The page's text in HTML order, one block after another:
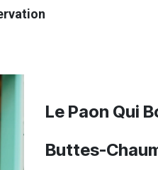
Le Paon Qui
Buttes-